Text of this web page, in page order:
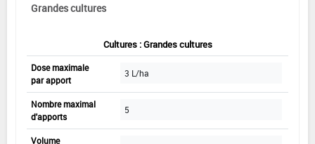
Grandes cultures
Cultures : Grandes cultures
Dose maximale
par apport
3 L/ha
Nombre maximal
d'apports
5
Volume